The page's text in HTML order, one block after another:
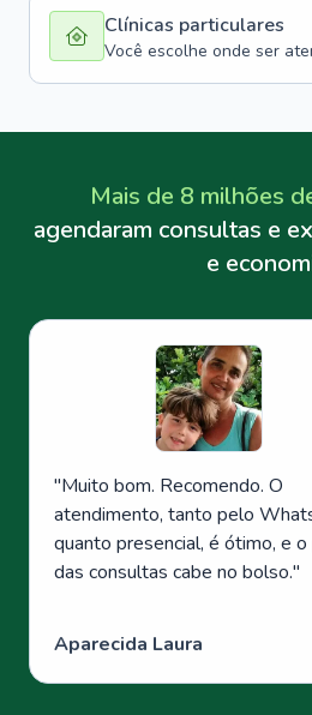
Clínicas particulares
Você escolhe onde ser
Mais de 8 milhões
agendaram consultas e
e
"Muito bom. Recomendo. O
atendimento, tanto pelo
quanto presencial, é ótimo, e o
das consultas cabe no bolso."
Aparecida Laura